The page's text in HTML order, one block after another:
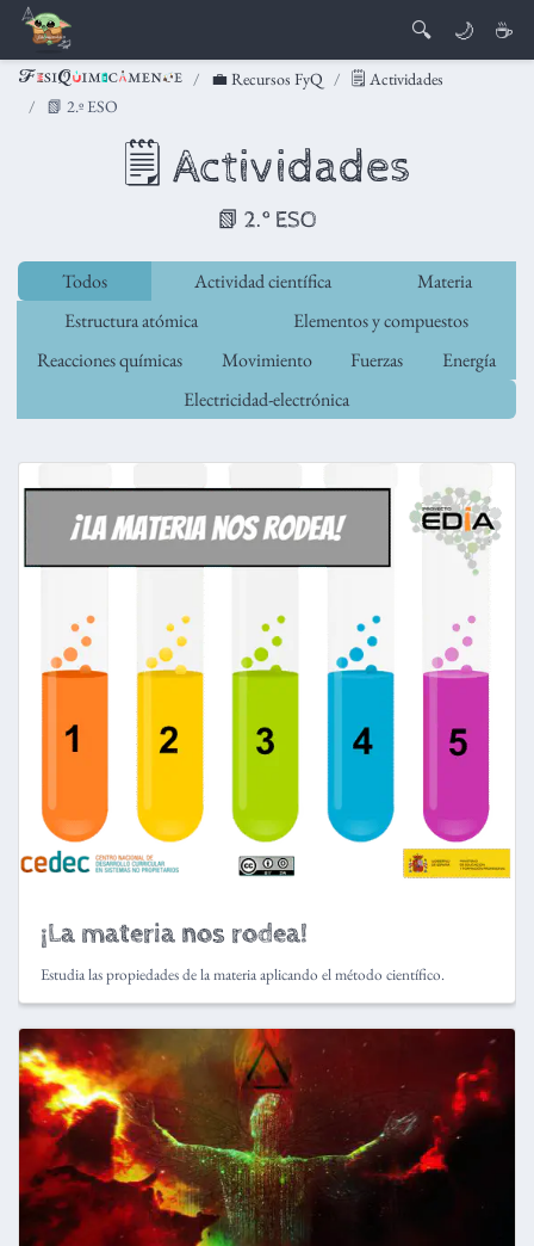
🔍 🌙 ☕
💼 Recursos FyQ
🗒️ Actividades
📗 2.º ESO
🗒️ Actividades
📗 2.º ESO
Todos Actividad científica
Materia
Estructura atómica
Elementos y compuestos
Reacciones químicas
Movimiento Fuerzas
Energía
Electricidad-electrónica
¡La materia nos rodea!
Estudia las propiedades de la materia aplicando el método científico.